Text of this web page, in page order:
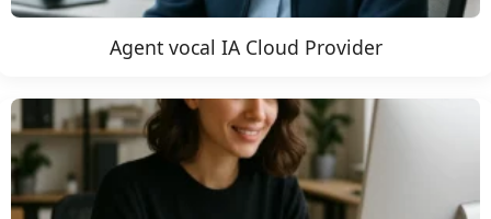
Agent vocal IA Cloud Provider